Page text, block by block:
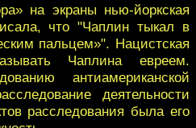
на экраны нью-йоркская
что "Чаплин тыкал в
пальцем»". Нацистская
Чаплина евреем.
антиамериканской
деятельности
расследования была его